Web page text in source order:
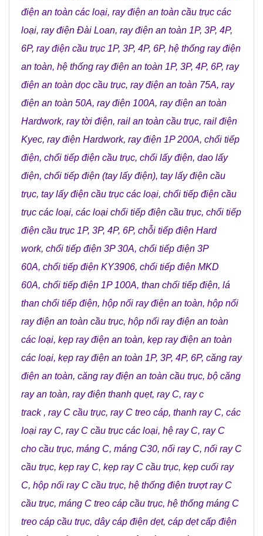
điện an toàn các loại, ray điện an toàn cầu trục các
loại, ray điện Đài Loan, ray điện an toàn 1P, 3P, 4P,
6P, ray điện cầu trục 1P, 3P, 4P, 6P, hệ thống ray điện
an toàn, hệ thống ray điện an toàn 1P, 3P, 4P, 6P, ray
điện an toàn dọc cầu trục, ray điện an toàn 75A, ray
điện an toàn 50A, ray điện 100A, ray điện an toàn
Hardwork, ray tời điện, rail an toàn cầu trục, rail điện
Kyec, ray điện Hardwork, ray điện 1P 200A, chổi tiếp
điện, chổi tiếp điện cầu trục, chổi lấy điện, dao lấy
điện, chổi tiếp điện (tay lấy điện), tay lấy điện cầu
trục, tay lấy điện cầu trục các loại, chổi tiếp điện cầu
trục các loại, các loại chổi tiếp điện cầu trục, chổi tiếp
điện cầu trục 1P, 3P, 4P, 6P, chỗi tiếp điện Hard
work, chổi tiếp điện 3P 30A, chổi tiếp điện 3P
60A, chổi tiếp điện KY3906, chổi tiếp điện MKD
60A, chổi tiếp điện 1P 100A, than chổi tiếp điện, lá
than chổi tiếp điện, hộp nối ray điện an toàn, hộp nối
ray điện an toàn cầu trục, hộp nối ray điện an toàn
các loại, kẹp ray điện an toàn, kẹp ray điện an toàn
các loại, kẹp ray điện an toàn 1P, 3P, 4P, 6P, căng ray
điện an toàn, căng ray điện an toàn cầu trục, bộ căng
ray an toàn, ray điện thanh quẹt, ray C, ray c
track, ray C cầu trục, ray C treo cáp, thanh ray C, các
loại ray C, ray C cầu trục các loại, hệ ray C, ray C
cho cầu trục, máng C, máng C30, nối ray C, nối ray C
cầu trục, kẹp ray C, kẹp ray C cầu trục, kẹp cuối ray
C, hộp nối ray C cầu trục, hệ thống điện trượt ray C
cầu trục, máng C treo cáp cầu trục, hệ thống máng C
treo cáp cầu trục, dây cáp điện dẹt, cáp dẹt cấp điện